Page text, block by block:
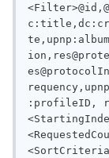
:profileID,